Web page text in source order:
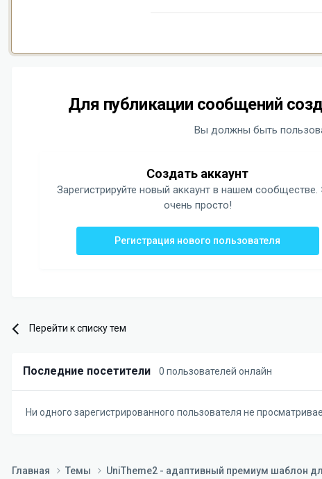
Для публикации сообщений
Вы должны быть
Создать аккаунт
Зарегистрируйте новый аккаунт в нашем сообществе.
очень просто!
Регистрация нового пользователя
Перейти к списку тем
Последние посетители 0 пользователей онлайн
Ни одного зарегистрированного пользователя не
Главная Темы UniTheme2 - адаптивный премиум шаблон